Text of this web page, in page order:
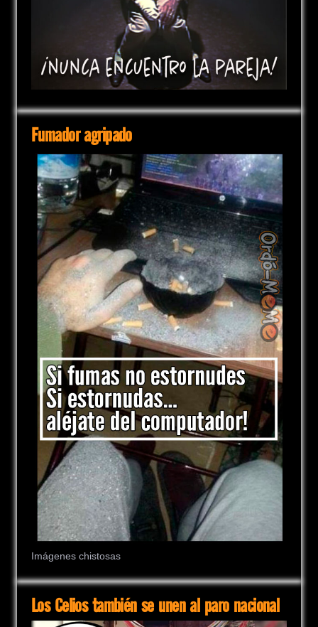
Fumador agripado
Imágenes chistosas
Los Celios también se unen al paro nacional